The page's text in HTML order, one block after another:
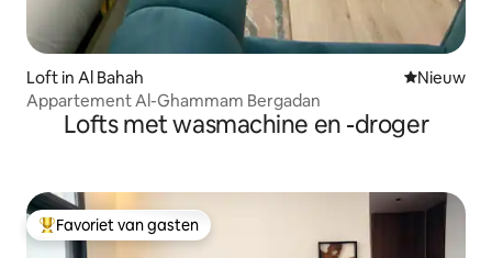
Loft in Al Bahah Nieuwe
Nieuw
Appartement Al-Ghammam Bergadan
Lofts met wasmachine en -droger
Topfavoriet van gasten
Favoriet van gasten